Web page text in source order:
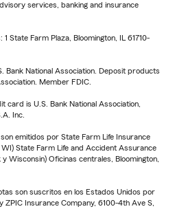
services, banking and insurance
State Farm Plaza, Bloomington, IL 61710-
Bank National Association. Deposit products
Member FDIC.
is U.S. Bank National Association,
Inc.
emitidos por State Farm Life Insurance
WI) State Farm Life and Accident Assurance
Wisconsin) Oficinas centrales, Bloomington,
son suscritos en los Estados Unidos por
Insurance Company, 6100-4th Ave S,